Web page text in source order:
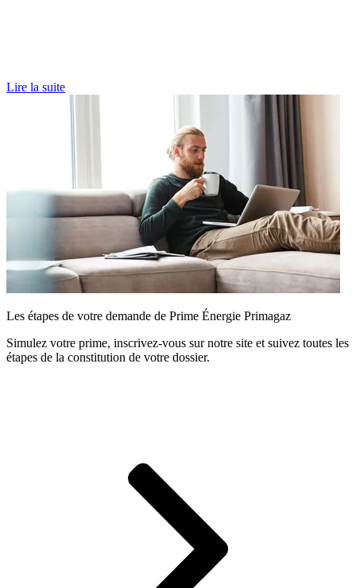
Lire la suite
Les étapes de votre demande de Prime Énergie Primagaz
Simulez votre prime, inscrivez-vous sur notre site et suivez toutes les
étapes de la constitution de votre dossier.